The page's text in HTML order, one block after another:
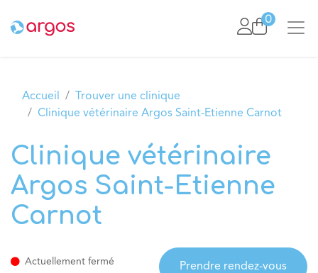
0
Accueil
Trouver une clinique
Clinique vétérinaire Argos Saint-Etienne Carnot
Clinique vétérinaire
Argos Saint-Etienne
Carnot
Actuellement fermé Prendre rendez-vous